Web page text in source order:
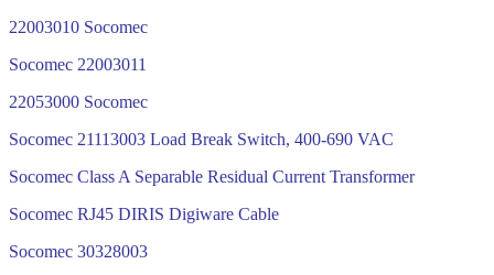
22003010 Socomec
Socomec 22003011
22053000 Socomec
Socomec 21113003 Load Break Switch, 400-690 VAC
Socomec Class A Separable Residual Current Transformer
Socomec RJ45 DIRIS Digiware Cable
Socomec 30328003